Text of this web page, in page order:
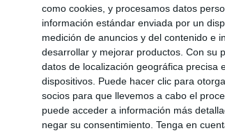
como cookies, y procesamos datos
información estándar enviada por un
medición de anuncios y del contenido e
desarrollar y mejorar productos. Con su
datos de localización geográfica precisa
dispositivos. Puede hacer clic para
socios para que llevemos a cabo el
puede acceder a información más
negar su consentimiento. Tenga en